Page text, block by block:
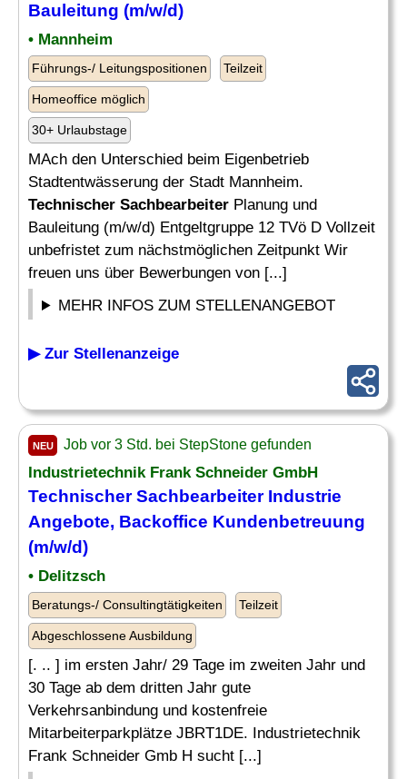
Bauleitung (m/w/d)
• Mannheim
Führungs-/ Leitungspositionen Teilzeit
Homeoffice möglich
30+ Urlaubstage
MAch den Unterschied beim Eigenbetrieb
Stadtentwässerung der Stadt Mannheim.
Technischer Sachbearbeiter Planung und
Bauleitung (m/w/d) Entgeltgruppe 12 TVö D Vollzeit
unbefristet zum nächstmöglichen Zeitpunkt Wir
freuen uns über Bewerbungen von [...]
MEHR INFOS ZUM STELLENANGEBOT
▶ Zur Stellenanzeige
NEU Job vor 3 Std. bei StepStone gefunden
Industrietechnik Frank Schneider GmbH
Technischer SachbearbeiterIndustrie
Angebote, Backoffice Kundenbetreuung
(m/w/d)
• Delitzsch
Beratungs-/ Consultingtätigkeiten Teilzeit
Abgeschlossene Ausbildung
[. .. ] im ersten Jahr/ 29 Tage im zweiten Jahr und
30 Tage ab dem dritten Jahr gute
Verkehrsanbindung und kostenfreie
Mitarbeiterparkplätze JBRT1DE. Industrietechnik
Frank Schneider Gmb H sucht [...]